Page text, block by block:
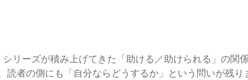
リーズが積み上げてきた「助ける／助けられる」の
者の側にも「自分ならどうするか」という問いが残り